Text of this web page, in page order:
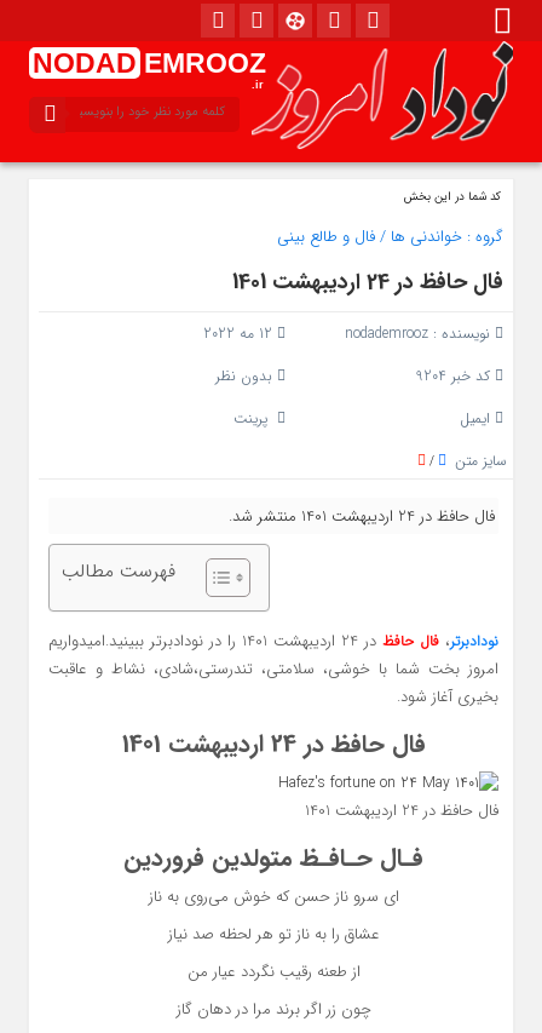
NODAD EMROOZ
.ir
کد شما در این بخش
گروه : خواندنی ها /فال و طالع بینی
فال حافظ در 24 اردیبهشت 1401
نویسنده : nodademrooz
کد خبر 9204
بدون نظر
ایمیل
پرینت
سایز متن
/
فال حافظ در 24 اردیبهشت 1401 منتشر شد.
فهرست مطالب
نودادبرتر، فال حافظ
در 24 اردیبهشت 1401 را در نودادبرتر ببینید.امیدواریم
امروز بخت شما با خوشی، سلامتی، تندرستی،شادی، نشاط و عاقبت
بخیری آغاز شود.
فال حافظ در 24 اردیبهشت 1401
فال حافظ در 24 اردیبهشت 1401
فـال حـافـظ متولدین فروردین
ای سرو ناز حسن که خوش می‌روی به ناز
عشاق را به ناز تو هر لحظه صد نیاز
از طعنه رقیب نگردد عیار من
چون زر اگر برند مرا در دهان گاز